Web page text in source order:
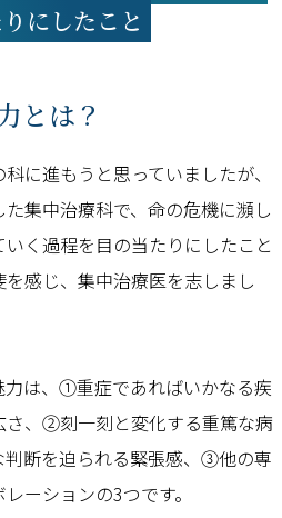
にしたこと
とは？
に進もうと思っていましたが、
集中治療科で、命の危機に瀕し
く過程を目の当たりにしたこと
感じ、集中治療医を志しまし
は、①重症であればいかなる疾
さ、②刻一刻と変化する重篤な病
断を迫られる緊張感、③他の専
ーションの3つです。